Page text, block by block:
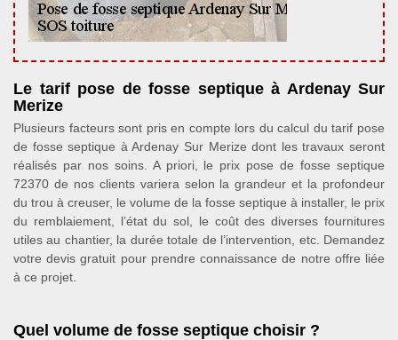
Le tarif pose de fosse septique à Ardenay Sur
Merize
Plusieurs facteurs sont pris en compte lors du calcul du tarif pose
de fosse septique à Ardenay Sur Merize dont les travaux seront
réalisés par nos soins. A priori, le prix pose de fosse septique
72370 de nos clients variera selon la grandeur et la profondeur
du trou à creuser, le volume de la fosse septique à installer, le prix
du remblaiement, l’état du sol, le coût des diverses fournitures
utiles au chantier, la durée totale de l’intervention, etc. Demandez
votre devis gratuit pour prendre connaissance de notre offre liée
à ce projet.
Quel volume de fosse septique choisir ?